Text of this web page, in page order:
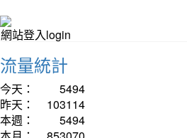
網站登入login
流量統計
今天：
5494
昨天：
103114
本週：
5494